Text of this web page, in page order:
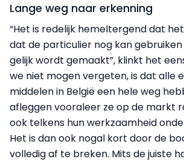
Lange weg naar erkenning
“Het is redelijk hemeltergend dat
dat de particulier nog kan
gelijk wordt gemaakt”, klinkt het
we niet mogen vergeten, is dat alle
middelen in België een hele weg
afleggen vooraleer ze op de markt
ook telkens hun werkzaamheid
Het is dan ook nogal kort door de
volledig af te breken. Mits de juiste